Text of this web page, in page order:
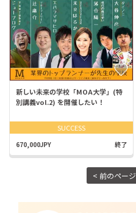
新しい未来の学校「MOA大学」(特
別講義vol.2) を開催したい！
SUCCESS
670,000JPY 終了
< 前のページ